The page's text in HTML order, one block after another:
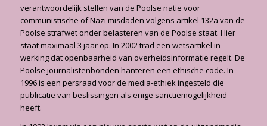
verantwoordelijk stellen van de Poolse natie voor
communistische of Nazi misdaden volgens artikel 132a van de
Poolse strafwet onder belasteren van de Poolse staat. Hier
staat maximaal 3 jaar op. In 2002 trad een wetsartikel in
werking dat openbaarheid van overheidsinformatie regelt. De
Poolse journalistenbonden hanteren een ethische code. In
1996 is een persraad voor de media-ethiek ingesteld die
publicatie van beslissingen als enige sanctiemogelijkheid
heeft.